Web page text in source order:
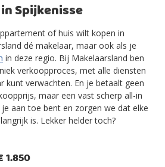
Spijkenisse
of huis wilt kopen in
dé makelaar, maar ook als je
in deze regio. Bij Makelaarsland ben
verkoopproces, met alle diensten
kunt verwachten. En je betaalt geen
maar een vast scherp all-in
aan toe bent en zorgen we dat elke
is. Lekker helder toch?